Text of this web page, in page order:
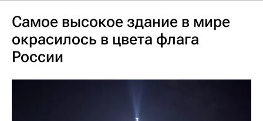
Самое высокое здание в мире
окрасилось в цвета флага
России